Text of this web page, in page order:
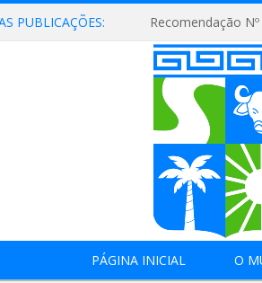
PUBLICAÇÕES: Recomendação
PÁGINA INICIAL O